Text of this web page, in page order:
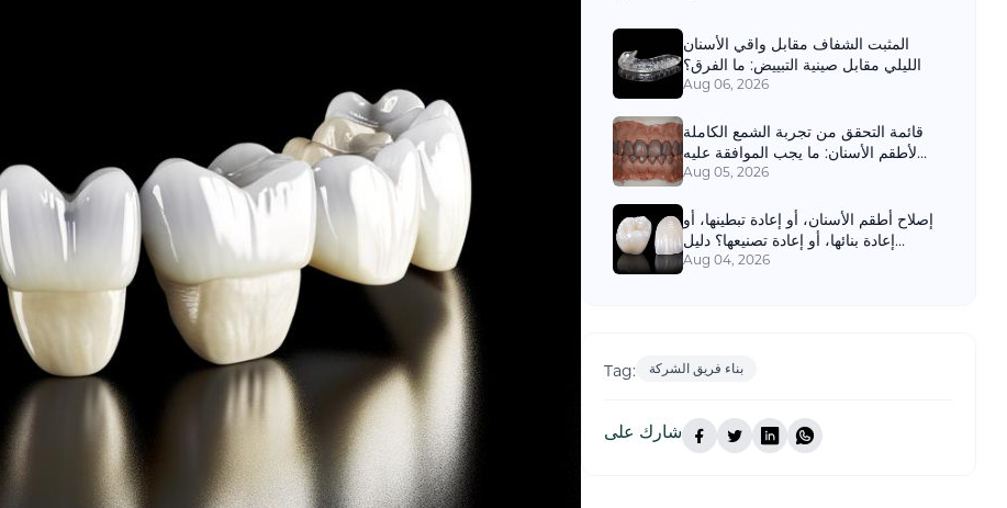
المثبت الشفاف مقابل واقي الأسنان
الليلي مقابل صينية التبييض: ما الفرق؟
Aug 06, 2026
قائمة التحقق من تجربة الشمع الكاملة
لأطقم الأسنان: ما يجب الموافقة عليه
قبل المعالجة النهائية
Aug 05, 2026
إصلاح أطقم الأسنان، أو إعادة تبطينها، أو
إعادة بنائها، أو إعادة تصنيعها؟ دليل
لعيادات الأسنان
Aug 04, 2026
Tag: بناء فريق الشركة
شارك على